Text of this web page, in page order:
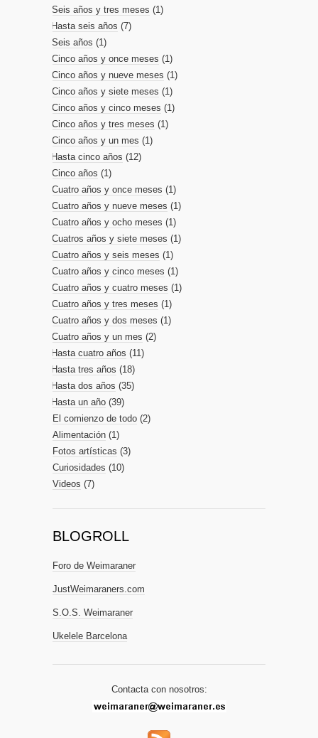
Seis años y tres meses (1)
Hasta seis años (7)
Seis años (1)
Cinco años y once meses (1)
Cinco años y nueve meses (1)
Cinco años y siete meses (1)
Cinco años y cinco meses (1)
Cinco años y tres meses (1)
Cinco años y un mes (1)
Hasta cinco años (12)
Cinco años (1)
Cuatro años y once meses (1)
Cuatro años y nueve meses (1)
Cuatro años y ocho meses (1)
Cuatros años y siete meses (1)
Cuatro años y seis meses (1)
Cuatro años y cinco meses (1)
Cuatro años y cuatro meses (1)
Cuatro años y tres meses (1)
Cuatro años y dos meses (1)
Cuatro años y un mes (2)
Hasta cuatro años (11)
Hasta tres años (18)
Hasta dos años (35)
Hasta un año (39)
El comienzo de todo (2)
Alimentación (1)
Fotos artísticas (3)
Curiosidades (10)
Videos (7)
BLOGROLL
Foro de Weimaraner
JustWeimaraners.com
S.O.S. Weimaraner
Ukelele Barcelona
Contacta con nosotros: